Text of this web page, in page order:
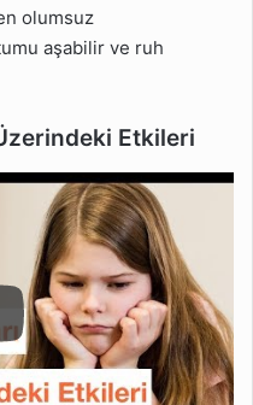
olumsuz
aşabilir ve ruh
Etkileri